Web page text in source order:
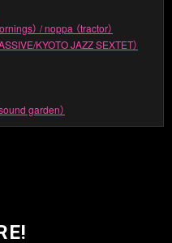
） / noppa （tractor）
KYOTO JAZZ SEXTET）
garden）